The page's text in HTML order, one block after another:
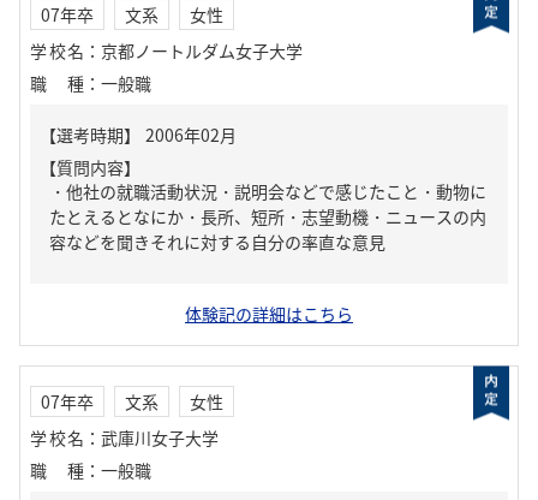
07年卒 文系
女性
学校名 ： 京都ノートルダム女子大学
職種 ： 一般職
【質問内容】
・他社の就職活動状況・説明会などで感じたこと・動物に
たとえるとなにか・長所、短所・志望動機・ニュースの内
容などを聞きそれに対する自分の率直な意見
体験記の詳細はこちら
07年卒 文系
女性
学校名 ： 武庫川女子大学
職種 ： 一般職